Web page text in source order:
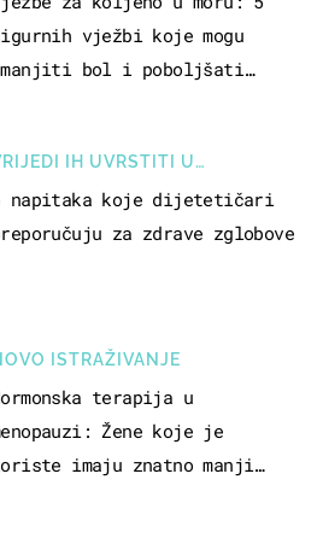
vježbi koje mogu
bol i poboljšati
IH UVRSTITI U
napitaka koje dijetetičari
za zdrave zglobove
ISTRAŽIVANJE
terapija u
Žene koje je
imaju znatno manji